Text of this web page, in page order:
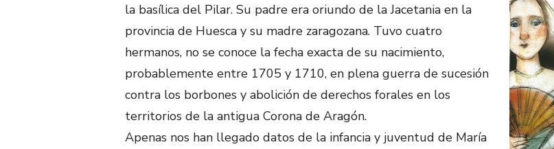
la basílica del Pilar. Su padre era oriundo de la Jacetania en la
provincia de Huesca y su madre zaragozana. Tuvo cuatro
hermanos, no se conoce la fecha exacta de su nacimiento,
probablemente entre 1705 y 1710, en plena guerra de sucesión
contra los borbones y abolición de derechos forales en los
territorios de la antigua Corona de Aragón.
Apenas nos han llegado datos de la infancia y juventud de María